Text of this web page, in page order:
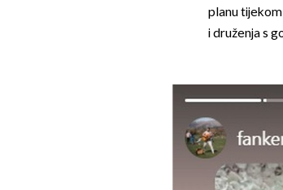
planu
i druženja s